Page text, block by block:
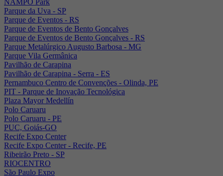
Parque da Uva - SP
Parque de Eventos - RS
Parque de Eventos de Bento Gonçalves
Parque de Eventos de Bento Gonçalves - RS
Parque Metalúrgico Augusto Barbosa - MG
Parque Vila Germânica
Pavilhão de Carapina
Pavilhão de Carapina - Serra - ES
Pernambuco Centro de Convenções - Olinda, PE
PIT - Parque de Inovação Tecnológica
Plaza Mayor Medellín
Polo Caruaru
Polo Caruaru - PE
PUC, Goiás-GO
Recife Expo Center
Recife Expo Center - Recife, PE
Ribeirão Preto - SP
RIOCENTRO
São Paulo Expo